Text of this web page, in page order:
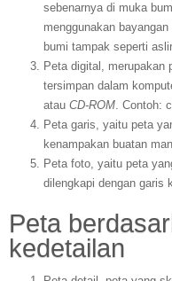
sebenarnya di muka
menggunakan
bumi tampak seperti
Peta digital, merupakan
tersimpan dalam
atau CD-ROM. Contoh:
Peta garis, yaitu peta
kenampakan buatan
Peta foto, yaitu peta
dilengkapi dengan garis
Peta
kedetailan